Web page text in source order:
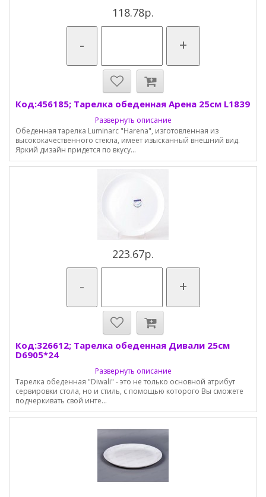
118.78р.
- +
Код:456185; Тарелка обеденная Арена 25см L1839
Развернуть описание
Обеденная тарелка Luminarc "Harena", изготовленная из
высококачественного стекла, имеет изысканный внешний вид.
Яркий дизайн придется по вкусу...
223.67р.
- +
Код:326612; Тарелка обеденная Дивали 25см
D6905*24
Развернуть описание
Тарелка обеденная "Diwali" - это не только основной атрибут
сервировки стола, но и стиль, с помощью которого Вы сможете
подчеркивать свой инте...